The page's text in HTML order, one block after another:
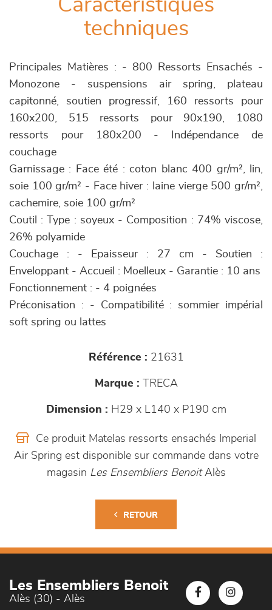
Caractéristiques
techniques
Principales Matières : - 800 Ressorts Ensachés -
Monozone - suspensions air spring, plateau
capitonné, soutien progressif, 160 ressorts pour
160x200, 515 ressorts pour 90x190, 1080
ressorts pour 180x200 - Indépendance de
couchage
Garnissage : Face été : coton blanc 400 gr/m², lin,
soie 100 gr/m² - Face hiver : laine vierge 500 gr/m²,
cachemire, soie 100 gr/m²
Coutil : Type : soyeux - Composition : 74% viscose,
26% polyamide
Couchage : - Epaisseur : 27 cm - Soutien :
Enveloppant - Accueil : Moelleux - Garantie : 10 ans
Fonctionnement : - 4 poignées
Préconisation : - Compatibilité : sommier impérial
soft spring ou lattes
Référence : 21631
Marque : TRECA
Dimension : H29 x L140 x P190 cm
Ce produit Matelas ressorts ensachés Imperial
Air Spring est disponible sur commande dans votre
magasin Les Ensembliers BenoitAlès
RETOUR
Les Ensembliers Benoit
Alès (30) - Alès